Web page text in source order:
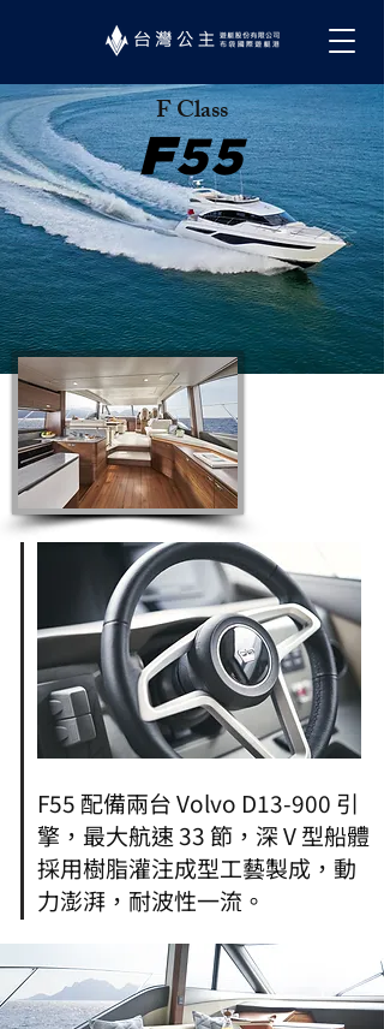
F55
F Class
F55 配備兩台 Volvo D13-900 引
擎，最大航速 33 節，深 V 型船體
採用樹脂灌注成型工藝製成，動
力澎湃，耐波性一流。